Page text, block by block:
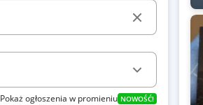
Pokaż ogłoszenia w promieniu NOWOŚĆ!